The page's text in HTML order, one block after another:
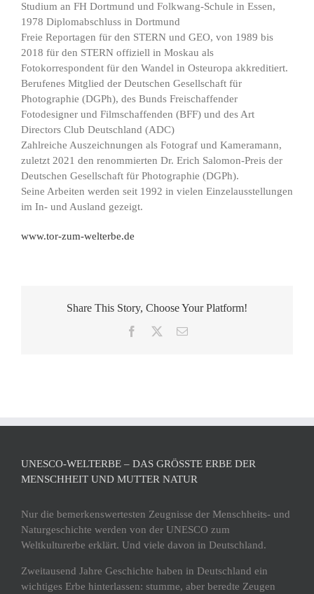
Studium an FH Dortmund und Folkwang-Schule in Essen,
1978 Diplomabschluss in Dortmund
Freie Reportagen für den STERN und GEO, von 1989 bis
2018 für den STERN offiziell in Moskau als
Fotokorrespondent für den Wandel in Osteuropa akkreditiert.
Berufenes Mitglied der Deutschen Gesellschaft für
Photographie (DGPh), des Bunds Freischaffender
Fotodesigner und Filmschaffenden (BFF) und des Art
Directors Club Deutschland (ADC)
Zahlreiche Auszeichnungen als Fotograf und Kameramann,
zuletzt 2021 den renommierten Dr. Erich Salomon-Preis der
Deutschen Gesellschaft für Photographie (DGPh).
Seine Arbeiten werden seit 1992 in vielen Einzelausstellungen
im In- und Ausland gezeigt.
www.tor-zum-welterbe.de
Share This Story, Choose Your Platform!
Facebook
E-
UNESCO-WELTERBE – DAS GRÖSSTE ERBE DER M
ENSCHHEIT UND MUTTER NATUR
Nur die bemerkenswertesten Zeugnisse der Menschheits- und
Naturgeschichte werden von der UNESCO zum
Weltkulturerbe erklärt. Und viele davon in Deutschland.
Zweitausend Jahre Geschichte haben in Deutschland ein
wichtiges Erbe hinterlassen: stumme, aber beredte Zeugen